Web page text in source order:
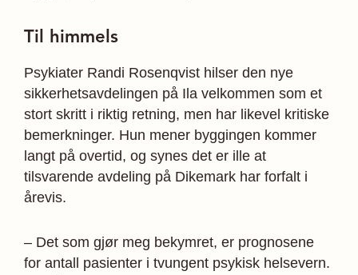
Til himmels
Psykiater Randi Rosen­qvist hilser den nye
sikkerhetsavdelingen på Ila velkommen som et
stort skritt i riktig retning, men har likevel kritiske
bemerkninger. Hun mener byggingen kommer
langt på overtid, og synes det er ille at
tilsvarende avdeling på Dikemark har forfalt i
årevis.
– Det som gjør meg bekymret, er prognosene
for antall pasienter i tvungent psykisk helsevern.